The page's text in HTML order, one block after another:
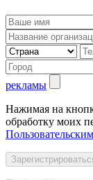
рекламы
Нажимая на
обработку моих